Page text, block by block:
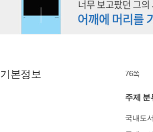
기본정보 76쪽
주제 분
국내도